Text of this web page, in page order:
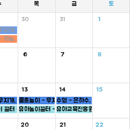
목 금 토
리반
지개, 씨앗반
하늘, 새싹반
30 31 1
6 7 8
병아리반
지개, 씨앗반
꿈터 - 은하수, 하늘반
13
물총놀이 - 무지개, 씨앗, 하늘반
유아놀이꿈터 - 무지개반
14
수영 - 은하수, 병아리반
유아교육진흥원 - 씨앗반
15
20
21
22